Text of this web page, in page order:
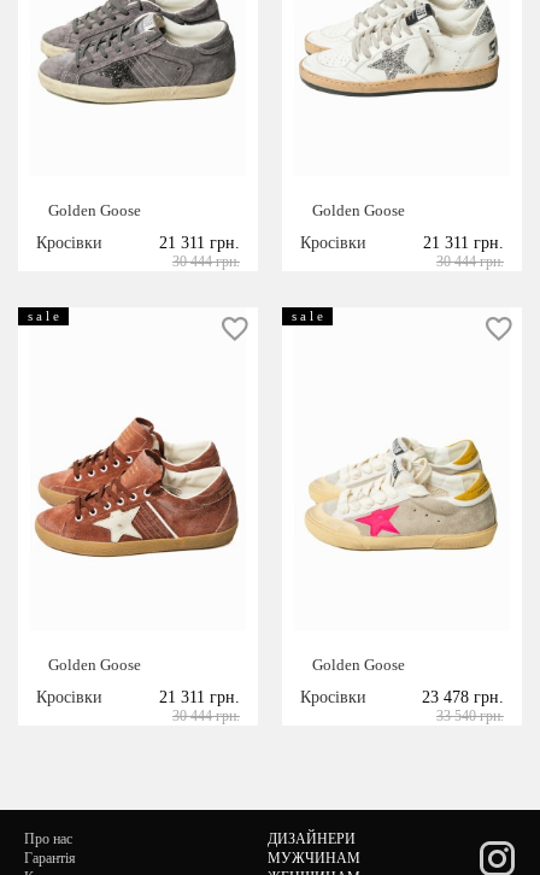
Golden Goose
Кросівки
21 311 грн.
30 444 грн.
Golden Goose
Кросівки
21 311 грн.
30 444 грн.
s a l e
Golden Goose
Кросівки
21 311 грн.
30 444 грн.
s a l e
Golden Goose
Кросівки
23 478 грн.
33 540 грн.
Про нас
Гарантія
ДИЗАЙНЕРИ
МУЖЧИНАМ